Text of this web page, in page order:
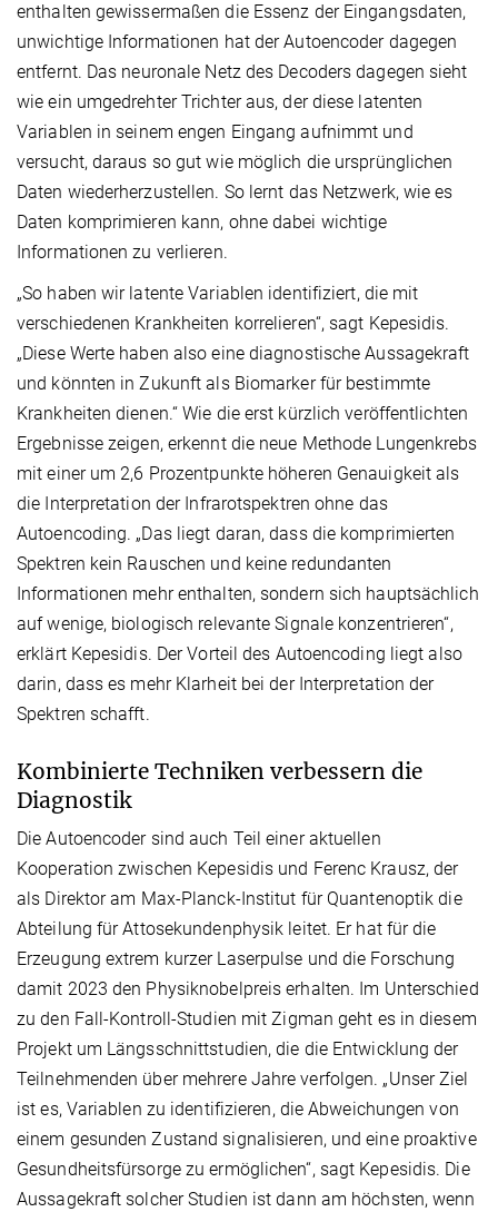
enthalten gewissermaßen die Essenz der Eingangsdaten,
unwichtige Informationen hat der Autoencoder dagegen
entfernt. Das neuronale Netz des Decoders dagegen sieht
wie ein umgedrehter Trichter aus, der diese latenten
Variablen in seinem engen Eingang aufnimmt und
versucht, daraus so gut wie möglich die ursprünglichen
Daten wiederherzustellen. So lernt das Netzwerk, wie es
Daten komprimieren kann, ohne dabei wichtige
Informationen zu verlieren.
„So haben wir latente Variablen identifiziert, die mit
verschiedenen Krankheiten korrelieren“, sagt Kepesidis.
„Diese Werte haben also eine diagnostische Aussagekraft
und könnten in Zukunft als Biomarker für bestimmte
Krankheiten dienen.“ Wie die erst kürzlich veröffentlichten
Ergebnisse zeigen, erkennt die neue Methode Lungenkrebs
mit einer um 2,6 Prozentpunkte höheren Genauigkeit als
die Interpretation der Infrarotspektren ohne das
Autoencoding. „Das liegt daran, dass die komprimierten
Spektren kein Rauschen und keine redundanten
Informationen mehr enthalten, sondern sich hauptsächlich
auf wenige, biologisch relevante Signale konzentrieren“,
erklärt Kepesidis. Der Vorteil des Autoencoding liegt also
darin, dass es mehr Klarheit bei der Interpretation der
Spektren schafft.
Kombinierte Techniken verbessern die
Diagnostik
Die Autoencoder sind auch Teil einer aktuellen
Kooperation zwischen Kepesidis und Ferenc Krausz, der
als Direktor am Max-Planck-Institut für Quantenoptik die
Abteilung für Attosekundenphysik leitet. Er hat für die
Erzeugung extrem kurzer Laserpulse und die Forschung
damit 2023 den Physiknobelpreis erhalten. Im Unterschied
zu den Fall-Kontroll-Studien mit Zigman geht es in diesem
Projekt um Längsschnittstudien, die die Entwicklung der
Teilnehmenden über mehrere Jahre verfolgen. „Unser Ziel
ist es, Variablen zu identifizieren, die Abweichungen von
einem gesunden Zustand signalisieren, und eine proaktive
Gesundheitsfürsorge zu ermöglichen“, sagt Kepesidis. Die
Aussagekraft solcher Studien ist dann am höchsten, wenn